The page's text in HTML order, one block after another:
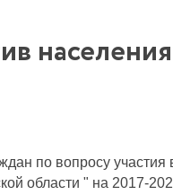
по вопросу
области " на 2017-